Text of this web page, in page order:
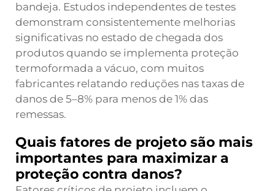
bandeja. Estudos independentes de testes
demonstram consistentemente melhorias
significativas no estado de chegada dos
produtos quando se implementa proteção
termoformada a vácuo, com muitos
fabricantes relatando reduções nas taxas de
danos de 5–8% para menos de 1% das
remessas.
Quais fatores de projeto são mais
importantes para maximizar a
proteção contra danos?